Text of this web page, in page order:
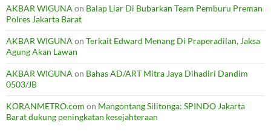
AKBAR WIGUNA on Balap Liar Di Bubarkan Team Pemburu Preman
Polres Jakarta Barat
AKBAR WIGUNA on Terkait Edward Menang Di Praperadilan, Jaksa
Agung Akan Lawan
AKBAR WIGUNA on Bahas AD/ART Mitra Jaya Dihadiri Dandim
0503/JB
KORANMETRO.com on Mangontang Silitonga: SPINDO Jakarta
Barat dukung peningkatan kesejahteraan